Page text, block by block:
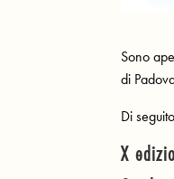
Sono
di
Di
X